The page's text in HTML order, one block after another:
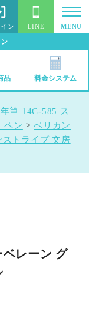
ン LINE MENU
品 料金システム
筆 14C-585 ス
ペン >ペリカン
トライプ 文房
ベレーン グ